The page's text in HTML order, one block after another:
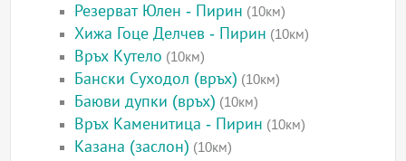
Резерват Юлен - Пирин (10км)
Хижа Гоце Делчев - Пирин (10км)
Връх Кутело (10км)
Бански Суходол (връх) (10км)
Баюви дупки (връх) (10км)
Връх Каменитица - Пирин (10км)
Казана (заслон) (10км)